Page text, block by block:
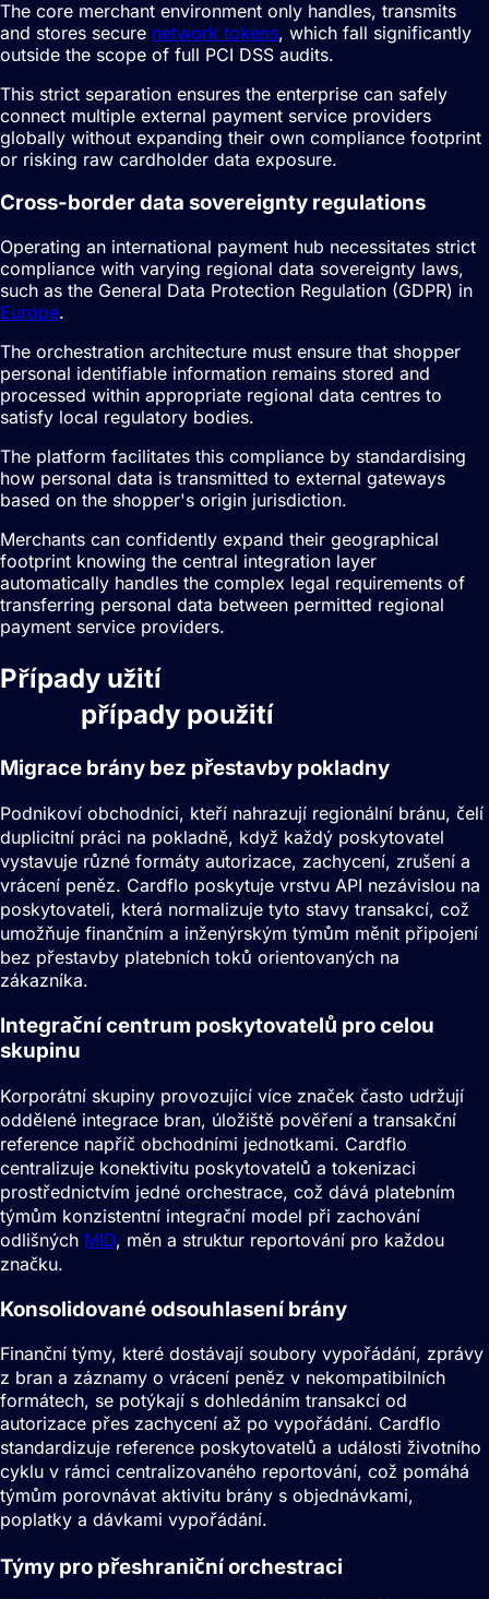
The core merchant environment only handles, transmits
and stores secure network tokens, which fall significantly
outside the scope of full PCI DSS audits.
This strict separation ensures the enterprise can safely
connect multiple external payment service providers
globally without expanding their own compliance footprint
or risking raw cardholder data exposure.
Cross-border data sovereignty regulations
Operating an international payment hub necessitates strict
compliance with varying regional data sovereignty laws,
such as the General Data Protection Regulation (GDPR) in
Europe.
The orchestration architecture must ensure that shopper
personal identifiable information remains stored and
processed within appropriate regional data centres to
satisfy local regulatory bodies.
The platform facilitates this compliance by standardising
how personal data is transmitted to external gateways
based on the shopper's origin jurisdiction.
Merchants can confidently expand their geographical
footprint knowing the central integration layer
automatically handles the complex legal requirements of
transferring personal data between permitted regional
payment service providers.
Případy užití
případy použití
Migrace brány bez přestavby pokladny
Podnikoví obchodníci, kteří nahrazují regionální bránu, čelí
duplicitní práci na pokladně, když každý poskytovatel
vystavuje různé formáty autorizace, zachycení, zrušení a
vrácení peněz. Cardflo poskytuje vrstvu API nezávislou na
poskytovateli, která normalizuje tyto stavy transakcí, což
umožňuje finančním a inženýrským týmům měnit připojení
bez přestavby platebních toků orientovaných na
zákazníka.
Integrační centrum poskytovatelů pro celou
skupinu
Korporátní skupiny provozující více značek často udržují
oddělené integrace bran, úložiště pověření a transakční
reference napříč obchodními jednotkami. Cardflo
centralizuje konektivitu poskytovatelů a tokenizaci
prostřednictvím jedné orchestrace, což dává platebním
týmům konzistentní integrační model při zachování
odlišných MID, měn a struktur reportování pro každou
značku.
Konsolidované odsouhlasení brány
Finanční týmy, které dostávají soubory vypořádání, zprávy
z bran a záznamy o vrácení peněz v nekompatibilních
formátech, se potýkají s dohledáním transakcí od
autorizace přes zachycení až po vypořádání. Cardflo
standardizuje reference poskytovatelů a události životního
cyklu v rámci centralizovaného reportování, což pomáhá
týmům porovnávat aktivitu brány s objednávkami,
poplatky a dávkami vypořádání.
Týmy pro přeshraniční orchestraci